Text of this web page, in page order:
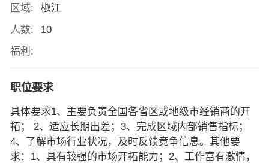
区域:
椒江
人数:
10
福利:
职位要求
具体要求1、主要负责全国各省区或地级市经销商的开
拓； 2、适应长期出差；3、完成区域内部销售指标；
4、了解市场行业状况，及时反馈竞争信息。其他要
求：1、具有较强的市场开拓能力；2、工作富有激情，